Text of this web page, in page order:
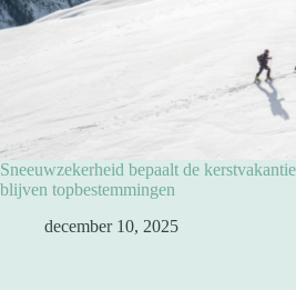
Sneeuwzekerheid bepaalt de
blijven topbestemmingen
december 10, 2025